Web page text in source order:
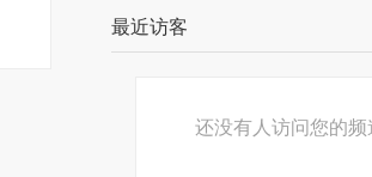
最近访客
还没有人访问您的频